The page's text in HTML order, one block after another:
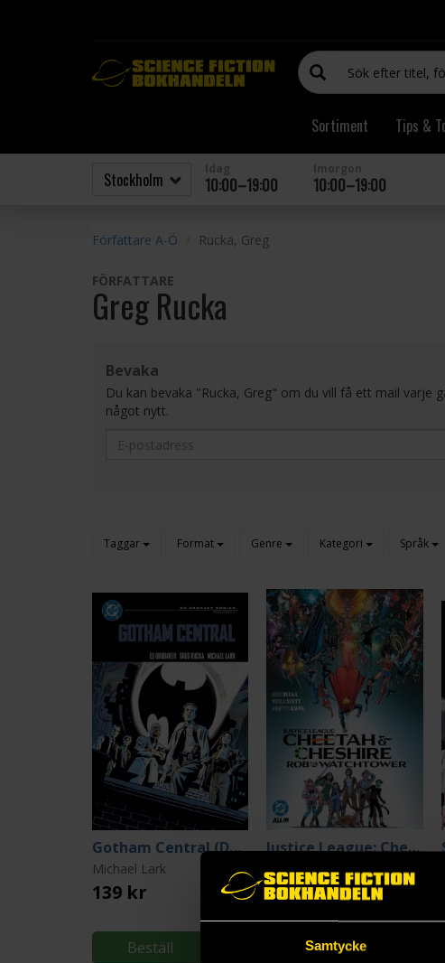
Samtycke
Sortiment Tips &
10:00–19:00 10:00–19:00
Författare A-Ö Rucka, Greg
FÖRFATTARE
Greg Rucka
Bevaka
Du kan bevaka "Rucka, Greg" om du vill få ett mail varje
något nytt.
Taggar Format Genre Kategori Språk
Gotham Central (DC Compact Comics Edition)
Michael Lark
139 kr
Beställ
Justice League: Cheetah & Cheshire Rob the Watchtower (DC All In)
Greg Rucka
219 kr
Beställ